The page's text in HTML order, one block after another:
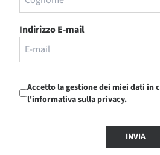
Indirizzo E-mail
Accetto la gestione dei miei dati in
l'informativa sulla privacy.
INVIA